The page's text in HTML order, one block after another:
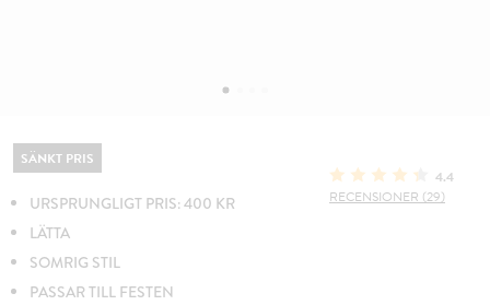
SÄNKT PRIS
URSPRUNGLIGT PRIS: 400 KR
LÄTTA
SOMRIG STIL
PASSAR TILL FESTEN
4.4
RECENSIONER (29)